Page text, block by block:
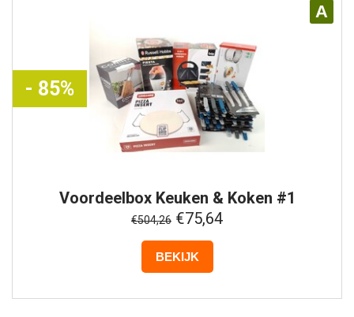
A
- 85%
VoordeelboxKeuken & Koken #1
€504,26 €75,64
BEKIJK